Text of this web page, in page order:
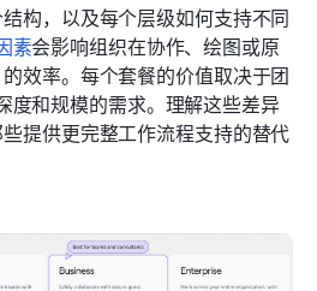
构，以及每个层级如何支持不同
素会影响组织在协作、绘图或原
效率。每个套餐的价值取决于团
度和规模的需求。理解这些差异
提供更完整工作流程支持的替代